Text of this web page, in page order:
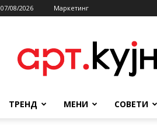
07/08/2026 Маркетинг
ТРЕНД МЕНИ СОВЕТИ